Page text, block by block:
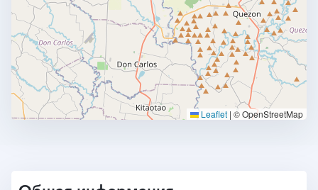
Leaflet | © OpenStreetMap